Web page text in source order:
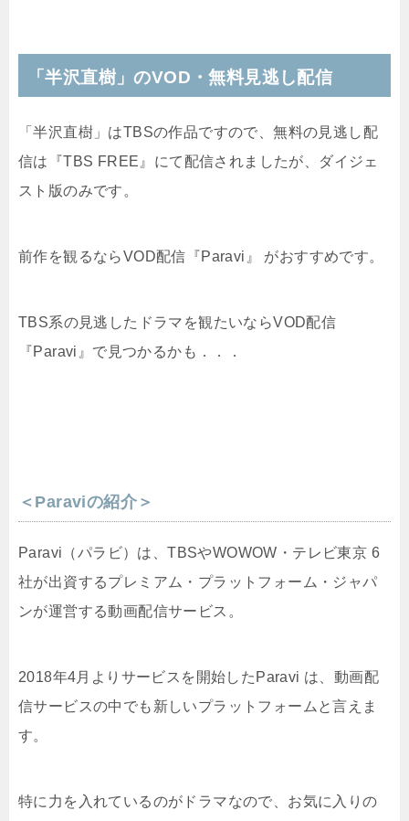
「半沢直樹」のVOD・無料見逃し配信
「半沢直樹」はTBSの作品ですので、無料の見逃し配
信は『TBS FREE』にて配信されましたが、ダイジェ
スト版のみです。
前作を観るならVOD配信『Paravi』 がおすすめです。
TBS系の見逃したドラマを観たいならVOD配信
『Paravi』で見つかるかも．．．
＜Paraviの紹介＞
Paravi（パラビ）は、TBSやWOWOW・テレビ東京 6
社が出資するプレミアム・プラットフォーム・ジャパ
ンが運営する動画配信サービス。
2018年4月よりサービスを開始したParavi は、動画配
信サービスの中でも新しいプラットフォームと言えま
す。
特に力を入れているのがドラマなので、お気に入りの